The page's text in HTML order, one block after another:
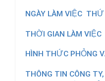
NGÀY LÀM VIỆC THỨ
THỜI GIAN LÀM VIỆC
HÌNH THỨC PHỎNG
THÔNG TIN CÔNG